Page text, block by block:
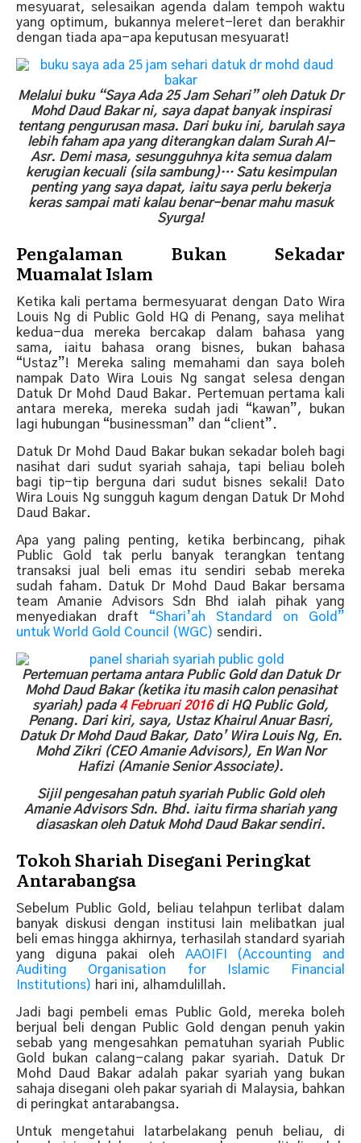
mesyuarat, selesaikan agenda dalam tempoh waktu
yang optimum, bukannya meleret-leret dan berakhir
dengan tiada apa-apa keputusan mesyuarat!
Melalui buku “Saya Ada 25 Jam Sehari” oleh Datuk Dr
Mohd Daud Bakar ni, saya dapat banyak inspirasi
tentang pengurusan masa. Dari buku ini, barulah saya
lebih faham apa yang diterangkan dalam Surah Al-
Asr. Demi masa, sesungguhnya kita semua dalam
kerugian kecuali (sila sambung)… Satu kesimpulan
penting yang saya dapat, iaitu saya perlu bekerja
keras sampai mati kalau benar-benar mahu masuk
Syurga!
Pengalaman Bukan Sekadar
Muamalat Islam
Ketika kali pertama bermesyuarat dengan Dato Wira
Louis Ng di Public Gold HQ di Penang, saya melihat
kedua-dua mereka bercakap dalam bahasa yang
sama, iaitu bahasa orang bisnes, bukan bahasa
“Ustaz”! Mereka saling memahami dan saya boleh
nampak Dato Wira Louis Ng sangat selesa dengan
Datuk Dr Mohd Daud Bakar. Pertemuan pertama kali
antara mereka, mereka sudah jadi “kawan”, bukan
lagi hubungan “businessman” dan “client”.
Datuk Dr Mohd Daud Bakar bukan sekadar boleh bagi
nasihat dari sudut syariah sahaja, tapi beliau boleh
bagi tip-tip berguna dari sudut bisnes sekali! Dato
Wira Louis Ng sungguh kagum dengan Datuk Dr Mohd
Daud Bakar.
Apa yang paling penting, ketika berbincang, pihak
Public Gold tak perlu banyak terangkan tentang
transaksi jual beli emas itu sendiri sebab mereka
sudah faham. Datuk Dr Mohd Daud Bakar bersama
team Amanie Advisors Sdn Bhd ialah pihak yang
menyediakan draft “Shari’ah Standard on Gold”
untuk World Gold Council (WGC) sendiri.
Pertemuan pertama antara Public Gold dan Datuk Dr
Mohd Daud Bakar (ketika itu masih calon penasihat
syariah) pada 4 Februari 2016di HQ Public Gold,
Penang. Dari kiri, saya, Ustaz Khairul Anuar Basri,
Datuk Dr Mohd Daud Bakar, Dato’ Wira Louis Ng, En.
Mohd Zikri (CEO Amanie Advisors), En Wan Nor
Hafizi (Amanie Senior Associate).
Sijil pengesahan patuh syariah Public Gold oleh
Amanie Advisors Sdn. Bhd. iaitu firma shariah yang
diasaskan oleh Datuk Mohd Daud Bakar sendiri.
Tokoh Shariah Disegani Peringkat
Antarabangsa
Sebelum Public Gold, beliau telahpun terlibat dalam
banyak diskusi dengan institusi lain melibatkan jual
beli emas hingga akhirnya, terhasilah standard syariah
yang diguna pakai oleh AAOIFI (Accounting and
Auditing Organisation for Islamic Financial
Institutions) hari ini, alhamdulillah.
Jadi bagi pembeli emas Public Gold, mereka boleh
berjual beli dengan Public Gold dengan penuh yakin
sebab yang mengesahkan pematuhan syariah Public
Gold bukan calang-calang pakar syariah. Datuk Dr
Mohd Daud Bakar adalah pakar syariah yang bukan
sahaja disegani oleh pakar syariah di Malaysia, bahkan
di peringkat antarabangsa.
Untuk mengetahui latarbelakang penuh beliau, di